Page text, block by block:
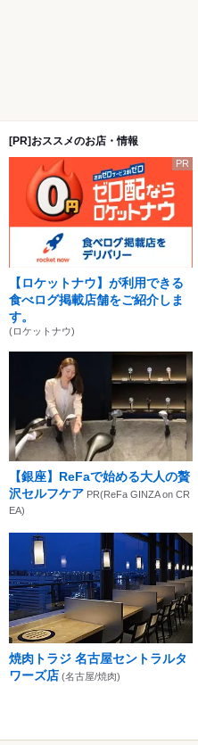
[PR]おススメのお店・情報
PR
【ロケットナウ】が利用できる
食べログ掲載店舗をご紹介しま
す。
(ロケットナウ)
【銀座】ReFaで始める大人の贅
沢セルフケア PR(ReFa GINZA on CR
EA)
焼肉トラジ 名古屋セントラルタ
ワーズ店 (名古屋/焼肉)